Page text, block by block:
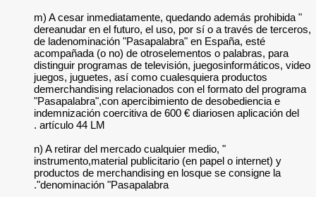
" m) A cesar
dereanudar en el
de ladenominación
acompañada (o
distinguir
juegos, juguetes,
demerchandising
"Pasapalabra",con
indemnización
" n) A retirar del
productos de